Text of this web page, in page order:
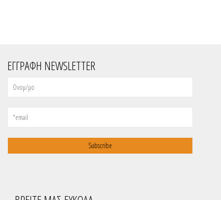
ΕΓΓΡΑΦΗ NEWSLETTER